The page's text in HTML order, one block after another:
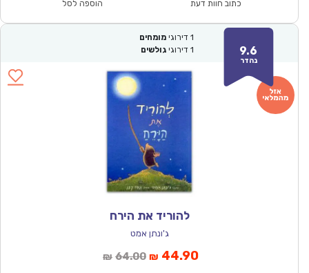
₪64.00.
כתוב חוות דעת הוספה לסל
9.6
נהדר
1 דירוגי מומחים
1 דירוגי גולשים
להוריד את הירח
ג'ונתן אמט
₪ 64.00המחיר
₪ 44.90המחיר